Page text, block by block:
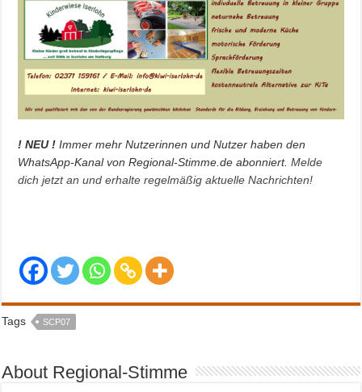
! NEU ! Immer mehr Nutzerinnen und Nutzer haben den
WhatsApp-Kanal von Regional-Stimme.de abonniert.Melde
dich jetzt an und erhalte regelmäßig aktuelle Nachrichten!
Tags SCP07
About Regional-Stimme